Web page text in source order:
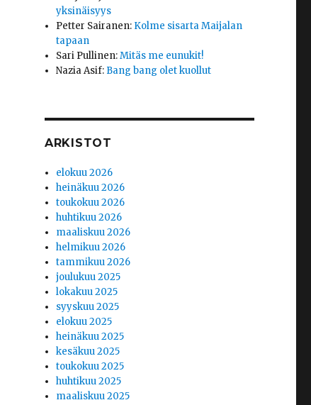
yksinäisyys
Petter Sairanen: Kolme sisarta Maijalan
tapaan
Sari Pullinen:Mitäs me eunukit!
Nazia Asif: Bang bang olet kuollut
ARKISTOT
elokuu 2026
heinäkuu 2026
toukokuu 2026
huhtikuu 2026
maaliskuu 2026
helmikuu 2026
tammikuu 2026
joulukuu 2025
lokakuu 2025
syyskuu 2025
elokuu 2025
heinäkuu 2025
kesäkuu 2025
toukokuu 2025
huhtikuu 2025
maaliskuu 2025